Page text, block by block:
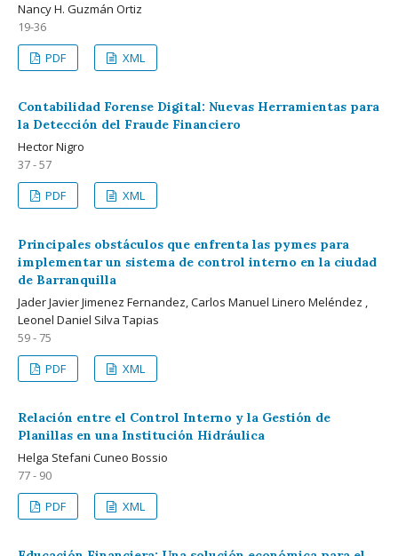
Nancy H. Guzmán Ortiz
19-36
PDF
XML
Contabilidad Forense Digital: Nuevas Herramientas para
la Detección del Fraude Financiero
Hector Nigro
37 - 57
PDF
XML
Principales obstáculos que enfrenta las pymes para
implementar un sistema de control interno en la ciudad
de Barranquilla
Jader Javier Jimenez Fernandez, Carlos Manuel Linero Meléndez ,
Leonel Daniel Silva Tapias
59 - 75
PDF
XML
Relación entre el Control Interno y la Gestión de
Planillas en una Institución Hidráulica
Helga Stefani Cuneo Bossio
77 - 90
PDF
XML